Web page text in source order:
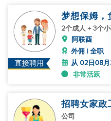
直接聘用
梦想保姆，
2个成人 + 3个
阿联酉
外佣 | 全职
从 02日08
非常活跃
招聘女家政
公司